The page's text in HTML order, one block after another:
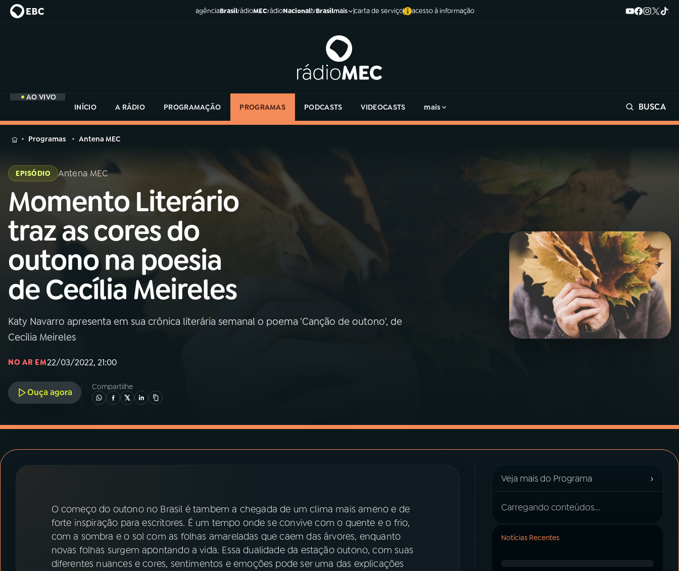
agênciaBrasilrádioMECrádioNacionaltvBrasilmais carta de serviço acesso à informação
AO VIVO
INÍCIO
A RÁDIO PROGRAMAÇÃO PROGRAMAS PODCASTS VIDEOCASTS mais BUSCA
MENU
Buscar
na
Rádio
MEC
01INÍCIO
02A RÁDIO
03PROGRAMAÇÃO
05 PODCASTS
ACOMPANHE A RÁDIO MEC
na
Rádio
Programas Antena MEC
EPISÓDIO Antena MEC
Momento Literário
traz as cores do
outono na poesia
de Cecília Meireles
Katy Navarro apresenta em sua crônica literária semanal o poema 'Canção de outono', de
Cecília Meireles
NO AR EM22/03/2022, 21:00
Ouça agora
Compartilhe
O começo do outono no Brasil é tambem a chegada de um clima mais ameno e de
forte inspiração para escritores. É um tempo onde se convive com o quente e o frio,
com a sombra e o sol com as folhas amareladas que caem das árvores, enquanto
novas folhas surgem apontando a vida. Essa dualidade da estação outono, com suas
diferentes nuances e cores, sentimentos e emoções pode ser uma das explicações
Veja mais do Programa ›
Carregando conteúdos...
Notícias Recentes